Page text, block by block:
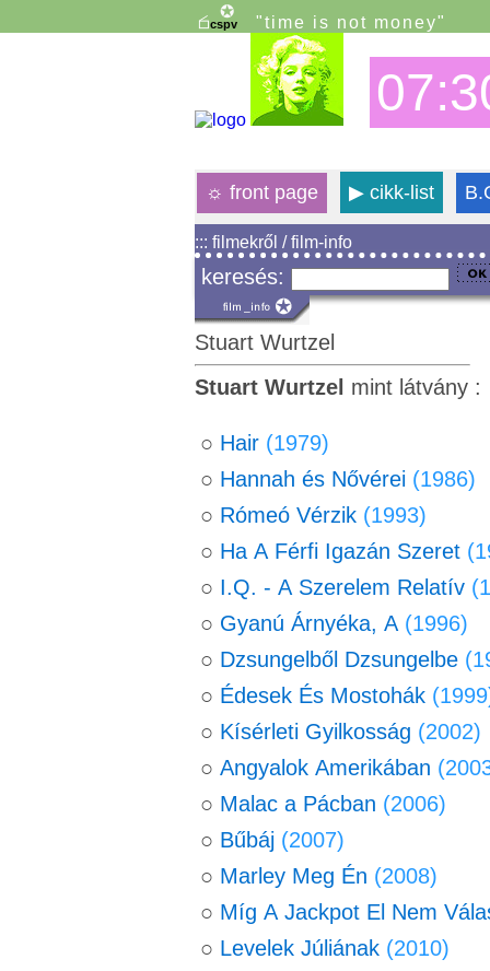
"time is not money"
☼ front page ▶cikk-list
::: filmekről / film-info
keresés:
Stuart Wurtzel
Stuart Wurtzel mint látvány :
○ Hair (1979)
○ Hannah és Nővérei (1986)
○ Rómeó Vérzik (1993)
○ Ha A Férfi Igazán Szeret
○ I.Q. - A Szerelem Relatív
○ Gyanú Árnyéka, A (1996)
○ Dzsungelből Dzsungelbe
○ Édesek És Mostohák
○ Kísérleti Gyilkosság (2002)
○ Angyalok Amerikában
○ Malac a Pácban (2006)
○ Bűbáj (2007)
○ Marley Meg Én (2008)
○ Míg A Jackpot El Nem
○ Levelek Júliának (2010)